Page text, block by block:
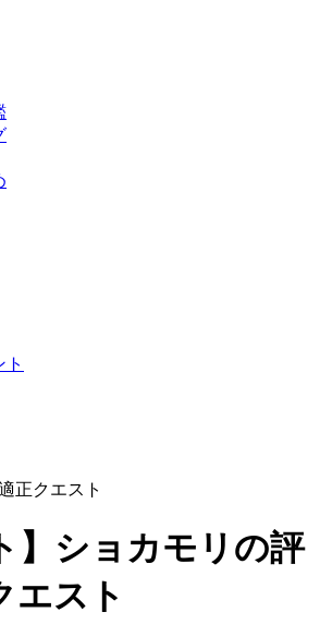
正クエスト
】ショカモリの評
エスト